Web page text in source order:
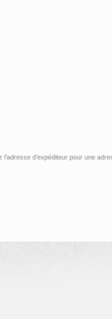
d'expéditeur pour une